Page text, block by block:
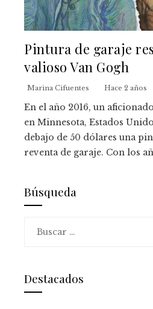
Pintura de garaje
valioso Van Gogh
Marina Cifuentes Hace 2 años
En el año 2016, un
en Minnesota, Estados
debajo de 50 dólares una
reventa de garaje. Con los
Búsqueda
Destacados